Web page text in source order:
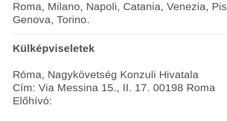
Roma, Milano, Napoli, Catania, Venezia,
Genova, Torino.
Külképviseletek
Róma, Nagykövetség Konzuli Hivatala
Cím: Via Messina 15., II. 17. 00198 Roma
Előhívó: